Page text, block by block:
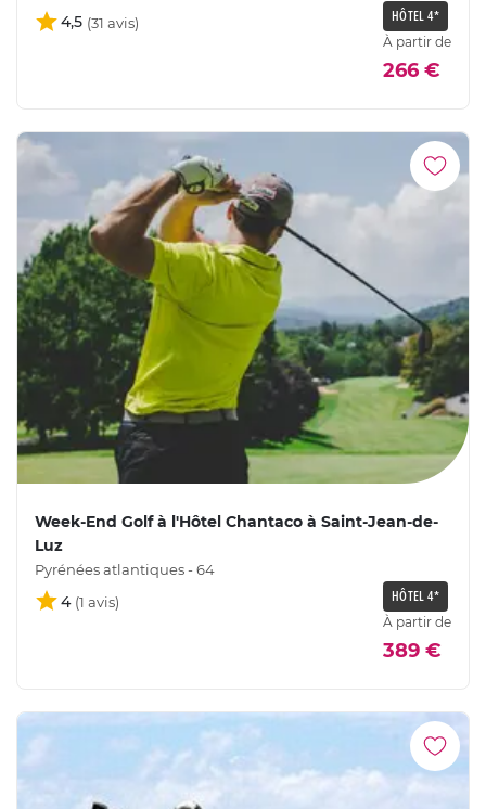
4,5 HÔTEL 4*
À partir de
266 €
Week-End Golf à l'Hôtel Chantaco à Saint-Jean-de-
Luz
Pyrénées atlantiques - 64
4 HÔTEL 4*
À partir de
389 €